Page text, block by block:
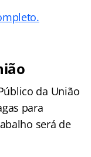
da União
para
será de